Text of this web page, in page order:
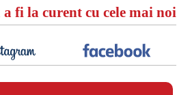
fi la curent cu cele mai noi